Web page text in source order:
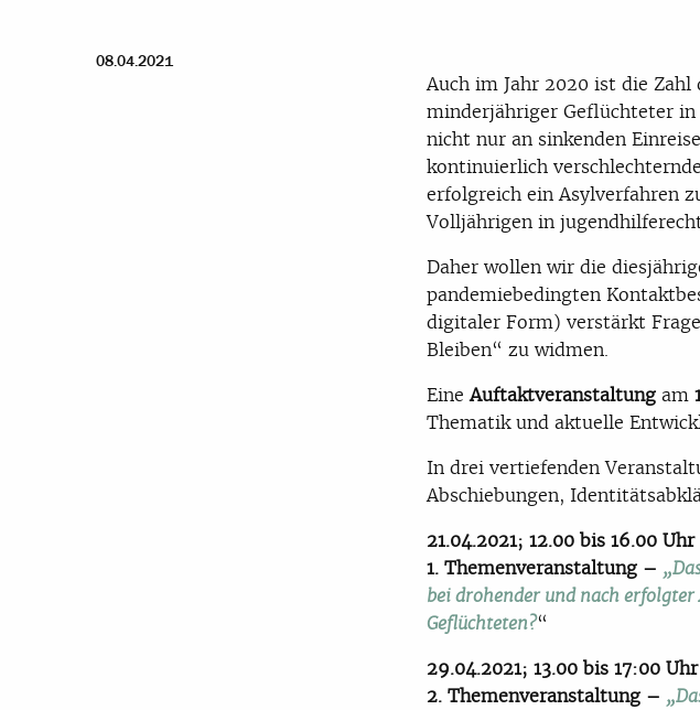
08.04.2021
Auch im Jahr 2020 ist die
minderjähriger Geflüchteter in
nicht nur an sinkenden
kontinuierlich
erfolgreich ein Asylverfahren
Volljährigen in
Daher wollen wir die
pandemiebedingten
digitaler Form) verstärkt
Bleiben“ zu widmen.
EineAuftaktveranstaltung am
Thematik und aktuelle
In drei vertiefenden
Abschiebungen,
21.04.2021; 12.00 bis 16.00 Uhr
1. Themenveranstaltung – „
bei drohender und nach
Geflüchteten?“
29.04.2021; 13.00 bis 17:00 Uhr
2. Themenveranstaltung – „